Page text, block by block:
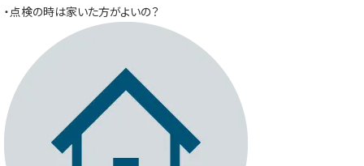
・点検の時は家いた方がよいの？